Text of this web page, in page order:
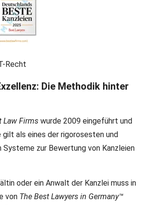
Recht
Die Methodik hinter
Law Firms wurde 2009 eingeführt und
als eines der rigorosesten und
zur Bewertung von Kanzleien
oder ein Anwalt der Kanzlei muss in
von The Best Lawyers in Germany™